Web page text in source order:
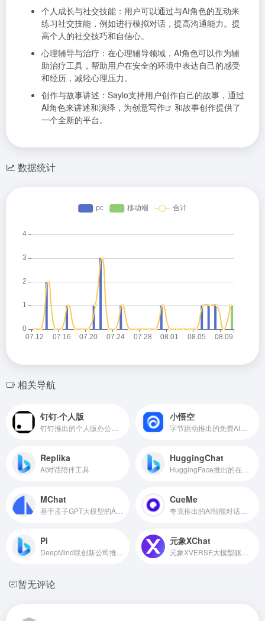
个人成长与社交技能：用户可以通过与AI角色的互动来
练习社交技能，例如进行模拟对话，提高沟通能力。提
高个人的社交技巧和自信心。
心理辅导与治疗：在心理辅导领域，AI角色可以作为辅
助治疗工具，帮助用户在安全的环境中表达自己的感受
和经历，减轻心理压力。
创作与故事讲述：Saylo支持用户创作自己的故事，通过
AI角色来讲述和演绎，为创意写作
和故事创作提供了
一个全新的平台。
数据统计
相关导航
钉钉·个人版 小悟空
Replika
AI对话陪伴工具
HuggingChat
MChat CueMe
Pi 元象XChat
暂无评论